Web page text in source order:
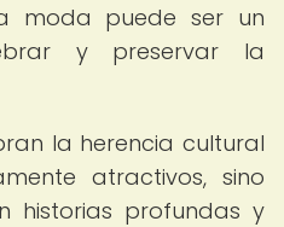
moda puede ser un
y preservar la
la herencia cultural
atractivos, sino
historias profundas y